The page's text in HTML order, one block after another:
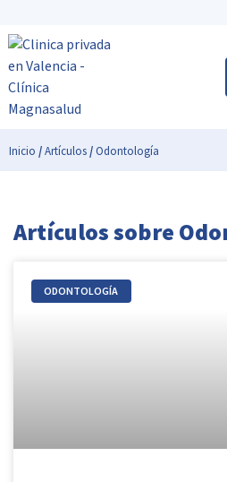
Inicio /Artículos/Odontología
Artículos sobre
ODONTOLOGÍA